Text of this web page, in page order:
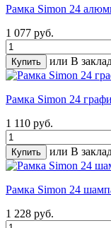
Рамка Simon 24
1 077 руб.
или В
Рамка Simon 24
1 110 руб.
или В
Рамка Simon 24
1 228 руб.